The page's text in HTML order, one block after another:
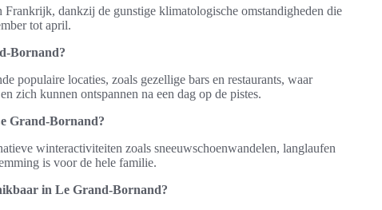
dankzij de gunstige klimatologische omstandigheden die
tot april.
Bornand?
populaire locaties, zoals gezellige bars en restaurants, waar
zich kunnen ontspannen na een dag op de pistes.
Grand-Bornand?
winteractiviteiten zoals sneeuwschoenwandelen, langlaufen
is voor de hele familie.
in Le Grand-Bornand?